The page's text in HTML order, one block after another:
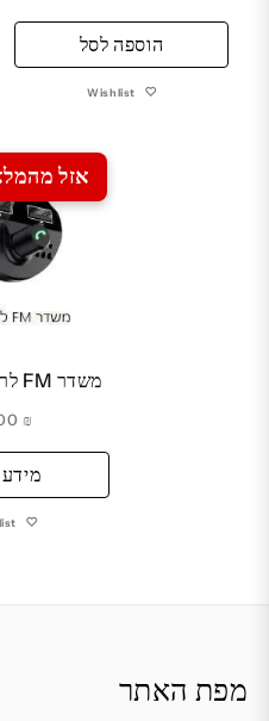
הוספה לסל
Wishlist
אזל
משדר FM לרכב דגם T66
₪
מידע
מפת האתר